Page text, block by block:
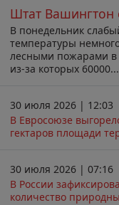
Штат Вашингтон
В понедельник
температуры
лесными пожарами в
из-за которых 60000...
30 июля 2026 | 12:03
В Евросоюзе
гектаров площади
30 июля 2026 | 07:16
В России
количество